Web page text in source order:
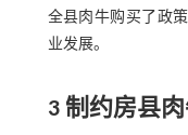
全县肉牛购买了政
业发展。
3 制约房县